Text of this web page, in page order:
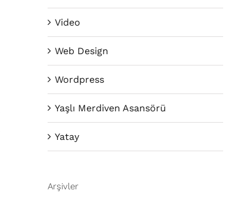
Video
Web Design
Wordpress
Yaşlı Merdiven Asansörü
Yatay
Arşivler